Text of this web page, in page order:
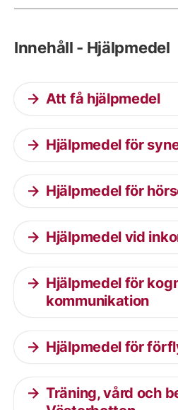
Innehåll - Hjälpmedel
Att få hjälpmedel
Hjälpmedel för
Hjälpmedel för
Hjälpmedel vid
Hjälpmedel för
kommunikation
Hjälpmedel för
Träning, vård och